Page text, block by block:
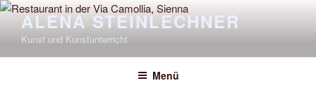
Zum
Inhalt
springen
ALENA STEINLECHNER
Kunst und Kunstunterricht
Menü